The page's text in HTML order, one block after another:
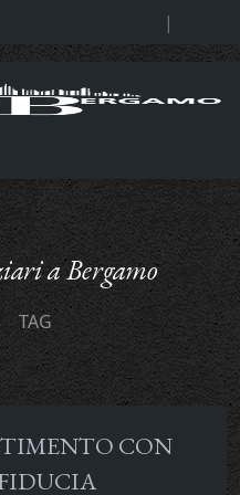
|
a Bergamo
TAG
CON